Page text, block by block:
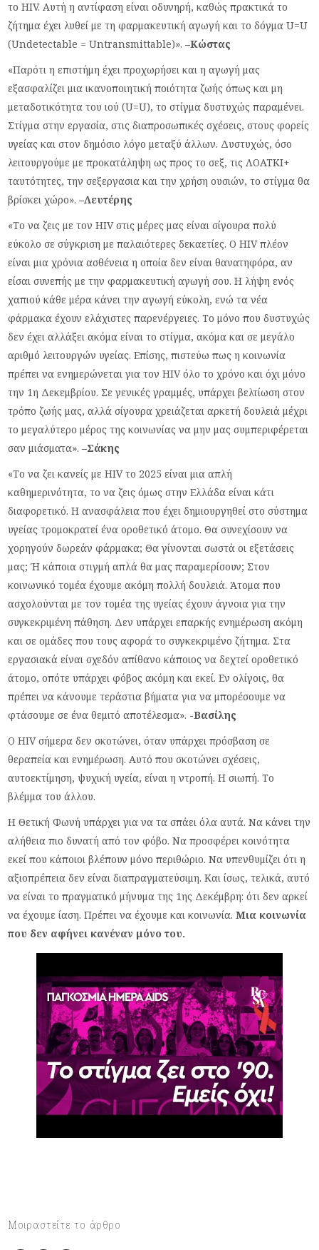
το HIV. Αυτή η αντίφαση είναι οδυνηρή, καθώς πρακτικά το
ζήτημα έχει λυθεί με τη φαρμακευτική αγωγή και το δόγμα U=U
(Undetectable = Untransmittable)».–Κώστας
«Παρότι η επιστήμη έχει προχωρήσει και η αγωγή μας
εξασφαλίζει μια ικανοποιητική ποιότητα ζωής όπως και μη
μεταδοτικότητα του ιού (U=U), το στίγμα δυστυχώς παραμένει.
Στίγμα στην εργασία, στις διαπροσωπικές σχέσεις, στους φορείς
υγείας και στον δημόσιο λόγο μεταξύ άλλων. Δυστυχώς, όσο
λειτουργούμε με προκατάληψη ως προς το σεξ, τις ΛΟΑΤΚΙ+
ταυτότητες, την σεξεργασια και την χρήση ουσιών, το στίγμα θα
βρίσκει χώρο».–Λευτέρης
«Το να ζεις με τον HIV στις μέρες μας είναι σίγουρα πολύ
εύκολο σε σύγκριση με παλαιότερες δεκαετίες. Ο HIV πλέον
είναι μια χρόνια ασθένεια η οποία δεν είναι θανατηφόρα, αν
είσαι συνεπής με την φαρμακευτική αγωγή σου. Η λήψη ενός
χαπιού κάθε μέρα κάνει την αγωγή εύκολη, ενώ τα νέα
φάρμακα έχουν ελάχιστες παρενέργειες. Το μόνο που δυστυχώς
δεν έχει αλλάξει ακόμα είναι το στίγμα, ακόμα και σε μεγάλο
αριθμό λειτουργών υγείας. Επίσης, πιστεύω πως η κοινωνία
πρέπει να ενημερώνεται για τον HIV όλο το χρόνο και όχι μόνο
την 1η Δεκεμβρίου. Σε γενικές γραμμές, υπάρχει βελτίωση στον
τρόπο ζωής μας, αλλά σίγουρα χρειάζεται αρκετή δουλειά μέχρι
το μεγαλύτερο μέρος της κοινωνίας να μην μας συμπεριφέρεται
σαν μιάσματα».–Σάκης
«Το να ζει κανείς με HIV το 2025 είναι μια απλή
καθημερινότητα, το να ζεις όμως στην Ελλάδα είναι κάτι
διαφορετικό. Η ανασφάλεια που έχει δημιουργηθεί στο σύστημα
υγείας τρομοκρατεί ένα οροθετικό άτομο. Θα συνεχίσουν να
χορηγούν δωρεάν φάρμακα; Θα γίνονται σωστά οι εξετάσεις
μας; Ή κάποια στιγμή απλά θα μας παραμερίσουν; Στον
κοινωνικό τομέα έχουμε ακόμη πολλή δουλειά. Άτομα που
ασχολούνται με τον τομέα της υγείας έχουν άγνοια για την
συγκεκριμένη πάθηση. Δεν υπάρχει επαρκής ενημέρωση ακόμη
και σε ομάδες που τους αφορά το συγκεκριμένο ζήτημα. Στα
εργασιακά είναι σχεδόν απίθανο κάποιος να δεχτεί οροθετικό
άτομο, οπότε υπάρχει φόβος ακόμη και εκεί. Εν ολίγοις, θα
πρέπει να κάνουμε τεράστια βήματα για να μπορέσουμε να
φτάσουμε σε ένα θεμιτό αποτέλεσμα». -Βασίλης
Ο HIV σήμερα δεν σκοτώνει, όταν υπάρχει πρόσβαση σε
θεραπεία και ενημέρωση. Αυτό που σκοτώνει σχέσεις,
αυτοεκτίμηση, ψυχική υγεία, είναι η ντροπή. Η σιωπή. Το
βλέμμα του άλλου.
Η Θετική Φωνή υπάρχει για να τα σπάει όλα αυτά. Να κάνει την
αλήθεια πιο δυνατή από τον φόβο. Να προσφέρει κοινότητα
εκεί που κάποιοι βλέπουν μόνο περιθώριο. Να υπενθυμίζει ότι η
αξιοπρέπεια δεν είναι διαπραγματεύσιμη. Και ίσως, τελικά, αυτό
να είναι το πραγματικό μήνυμα της 1ης Δεκέμβρη: ότι δεν αρκεί
να έχουμε ίαση. Πρέπει να έχουμε και κοινωνία.Μια κοινωνία
που δεν αφήνει κανέναν μόνο του.
Μοιραστείτε το άρθρο